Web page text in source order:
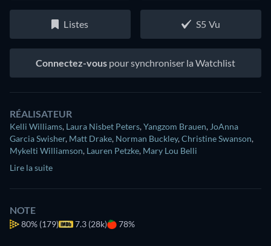
Listes S5 Vu
Connectez-vous pour synchroniser la Watchlist
RÉALISATEUR
Kelli Williams, Laura Nisbet Peters,Yangzom Brauen, JoAnna
Garcia Swisher, Matt Drake, Norman Buckley,Christine Swanson,
Mykelti Williamson, Lauren Petzke, Mary Lou Belli
Lire la suite
NOTE
80% (179) 7.3 (28k) 78%